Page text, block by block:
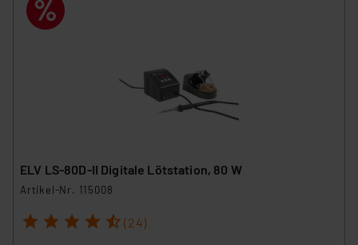
ELV LS-80D-II Digitale Lötstation, 80 W
Artikel-Nr. 115008
1 2 3 4 5 (24)